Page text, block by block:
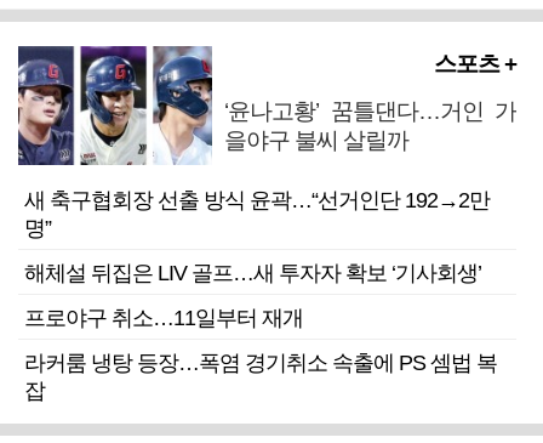
스포츠 +
‘윤나고황’ 꿈틀댄다…거인 가
을야구 불씨 살릴까
새 축구협회장 선출 방식 윤곽…“선거인단 192→2만
명”
해체설 뒤집은 LIV 골프…새 투자자 확보 ‘기사회생’
프로야구 취소…11일부터 재개
라커룸 냉탕 등장…폭염 경기취소 속출에 PS 셈법 복
잡